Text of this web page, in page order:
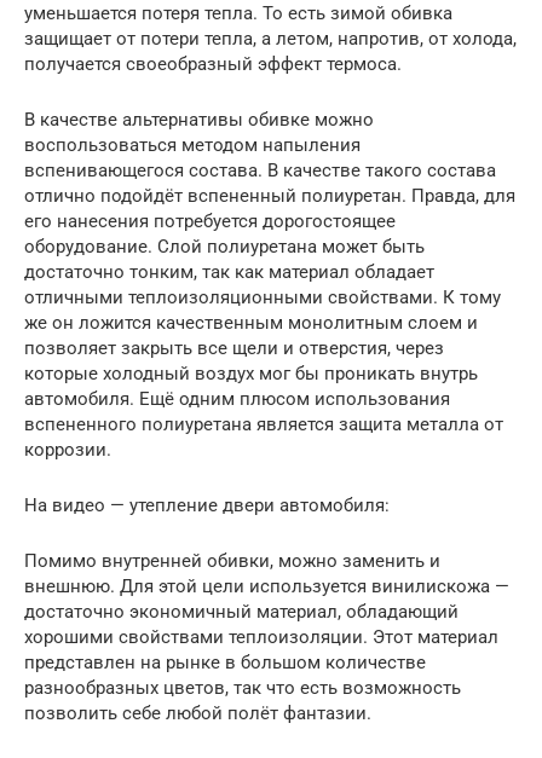
уменьшается потеря тепла. То есть зимой обивка
защищает от потери тепла, а летом, напротив, от холода,
получается своеобразный эффект термоса.
В качестве альтернативы обивке можно
воспользоваться методом напыления
вспенивающегося состава. В качестве такого состава
отлично подойдёт вспененный полиуретан. Правда, для
его нанесения потребуется дорогостоящее
оборудование. Слой полиуретана может быть
достаточно тонким, так как материал обладает
отличными теплоизоляционными свойствами. К тому
же он ложится качественным монолитным слоем и
позволяет закрыть все щели и отверстия, через
которые холодный воздух мог бы проникать внутрь
автомобиля. Ещё одним плюсом использования
вспененного полиуретана является защита металла от
коррозии.
На видео — утепление двери автомобиля:
Помимо внутренней обивки, можно заменить и
внешнюю. Для этой цели используется винилискожа —
достаточно экономичный материал, обладающий
хорошими свойствами теплоизоляции. Этот материал
представлен на рынке в большом количестве
разнообразных цветов, так что есть возможность
позволить себе любой полёт фантазии.